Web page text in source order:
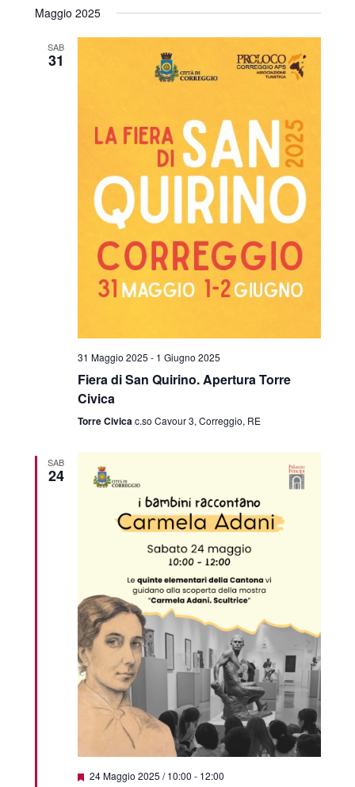
Maggio 2025
SAB
31
31 Maggio 2025 - 1 Giugno 2025
Fiera di San Quirino. Apertura Torre
Civica
Torre Civicac.so Cavour 3, Correggio, RE
SAB
24
Featured
24 Maggio 2025 / 10:00 - 12:00